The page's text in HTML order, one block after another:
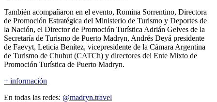
También acompañaron en el evento, Romina Sorrentino, Directora
de Promoción Estratégica del Ministerio de Turismo y Deportes de
la Nación, el Director de Promoción Turística Adrián Gelves de la
Secretaría de Turismo de Puerto Madryn, Andrés Deyá presidente
de Faevyt, Leticia Benítez, vicepresidente de la Cámara Argentina
de Turismo de Chubut (CATCh) y directores del Ente Mixto de
Promoción Turística de Puerto Madryn.
+ información
En todas las redes: @madryn.travel